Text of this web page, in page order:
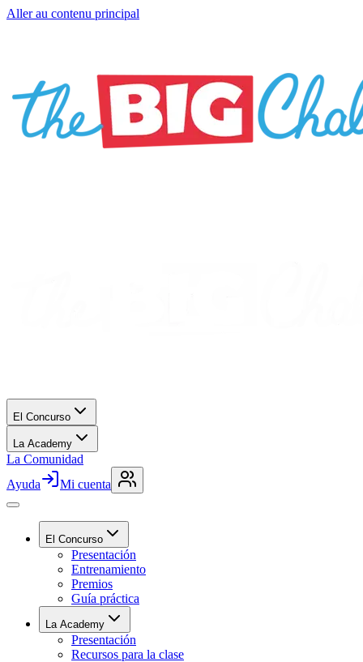
Aller au contenu principal
El Concurso
La Academy
La Comunidad
Ayuda
Mi cuenta
El Concurso
Presentación
Entrenamiento
Premios
Guía práctica
La Academy
Presentación
Recursos para la clase